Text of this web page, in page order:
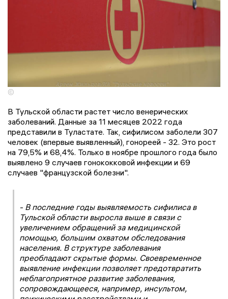
©
В Тульской области растет число венерических
заболеваний. Данные за 11 месяцев 2022 года
представили в Туластате. Так, сифилисом заболели 307
человек (впервые выявленный), гонореей - 32. Это рост
на 79,5% и 68,4%. Только в ноябре прошлого года было
выявлено 9 случаев гонококковой инфекции и 69
случаев "французской болезни".
- В последние годы выявляемость сифилиса в
Тульской области выросла выше в связи с
увеличением обращений за медицинской
помощью, большим охватом обследования
населения. В структуре заболевания
преобладают скрытые формы. Своевременное
выявление инфекции позволяет предотвратить
неблагоприятное развитие заболевания,
сопровождающееся, например, инсультом,